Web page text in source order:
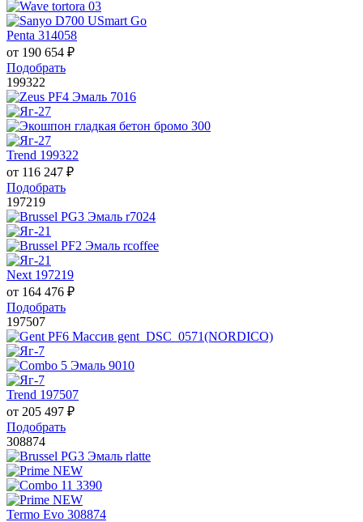
Penta 314058
от 190 654 ₽
Подобрать
199322
Trend 199322
от 116 247 ₽
Подобрать
197219
Next 197219
от 164 476 ₽
Подобрать
197507
Trend 197507
от 205 497 ₽
Подобрать
308874
Termo Evo 308874